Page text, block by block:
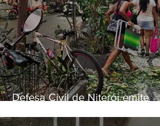
Defesa Civil de Niterói emite
sexta-feira (07)